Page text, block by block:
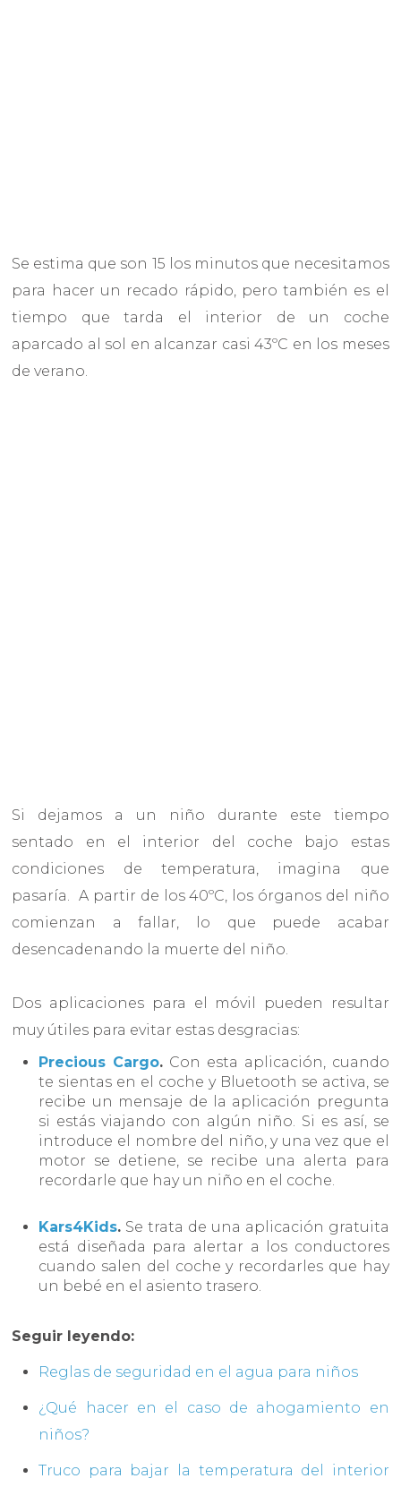
Se estima que son 15 los minutos que necesitamos
para hacer un recado rápido, pero también es el
tiempo que tarda el interior de un coche
aparcado al sol en alcanzar casi 43ºC en los meses
de verano.
Si dejamos a un niño durante este tiempo
sentado en el interior del coche bajo estas
condiciones de temperatura, imagina que
pasaría. A partir de los 40ºC, los órganos del niño
comienzan a fallar, lo que puede acabar
desencadenando la muerte del niño.
Dos aplicaciones para el móvil pueden resultar
muy útiles para evitar estas desgracias:
Precious Cargo. Con esta aplicación, cuando
te sientas en el coche y Bluetooth se activa, se
recibe un mensaje de la aplicación pregunta
si estás viajando con algún niño. Si es así, se
introduce el nombre del niño, y una vez que el
motor se detiene, se recibe una alerta para
recordarle que hay un niño en el coche.
Kars4Kids. Se trata de una aplicación gratuita
está diseñada para alertar a los conductores
cuando salen del coche y recordarles que hay
un bebé en el asiento trasero.
Seguir leyendo:
Reglas de seguridad en el agua para niños
¿Qué hacer en el caso de ahogamiento en
niños?
Truco para bajar la temperatura del interior